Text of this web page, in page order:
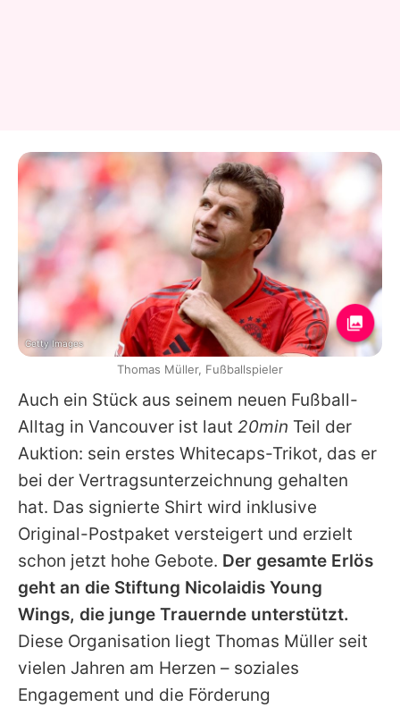
Auch ein Stück aus seinem neuen Fußball-
Alltag in Vancouver ist laut 20min Teil der
Auktion: sein erstes Whitecaps-Trikot, das er
bei der Vertragsunterzeichnung gehalten
hat. Das signierte Shirt wird inklusive
Original-Postpaket versteigert und erzielt
schon jetzt hohe Gebote. Der gesamte Erlös
geht an die Stiftung Nicolaidis Young
Wings, die junge Trauernde unterstützt.
Diese Organisation liegt Thomas Müller seit
vielen Jahren am Herzen – soziales
Engagement und die Förderung
Getty Images
Thomas Müller, Fußballspieler